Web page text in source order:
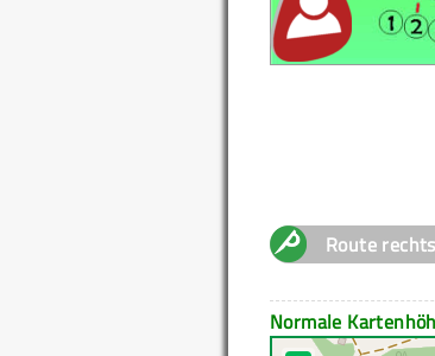
Route
Normale